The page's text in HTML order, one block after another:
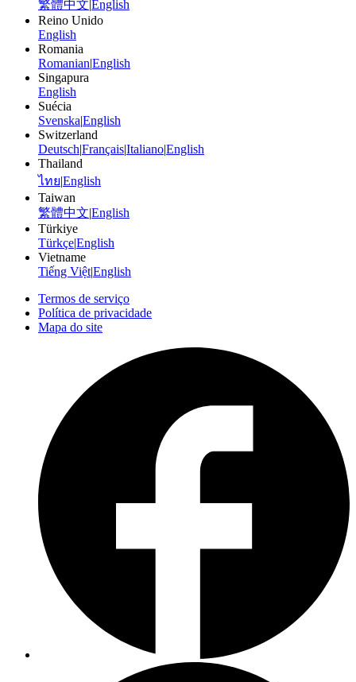
繁體中文 English
Reino Unido
English
Romania
Romanian|English
Singapura
English
Suécia
Svenska|English
Switzerland
Deutsch|Français|Italiano|English
Thailand
ไทย|English
Taiwan
繁體中文|English
Türkiye
Türkçe|English
Vietname
Tiếng Việt|English
Termos de serviço
Política de privacidade
Mapa do site